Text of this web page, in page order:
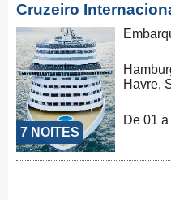
Cruzeiro
7 NOITES
Havre,
De 01